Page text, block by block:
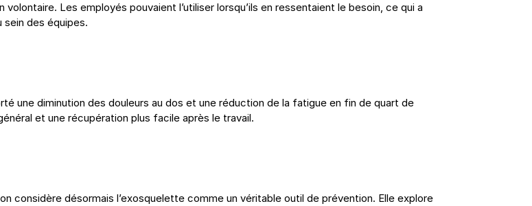
Les employés pouvaient l’utiliser lorsqu’ils en ressentaient le besoin, ce qui a
des équipes.
une diminution des douleurs au dos et une réduction de la fatigue en fin de quart de
et une récupération plus facile après le travail.
considère désormais l’exosquelette comme un véritable outil de prévention. Elle explore